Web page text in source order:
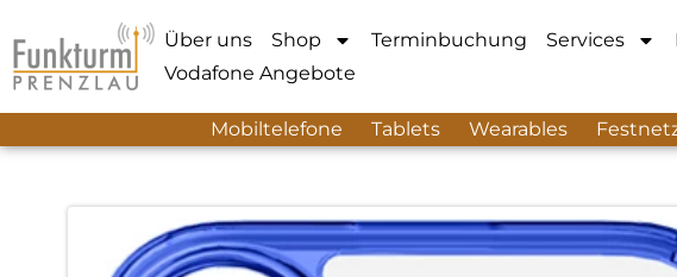
Über uns Shop Terminbuchung Services
Vodafone Angebote
Mobiltelefone Tablets Wearables